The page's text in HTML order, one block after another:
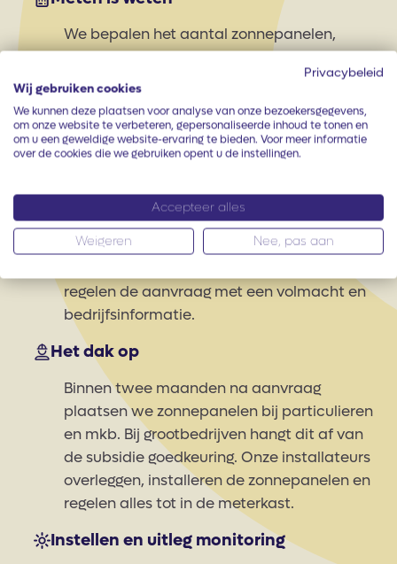
We bepalen het aantal zonnepanelen,
maken een legplan, doen de
ballastberekening en kiezen de juiste
omvormer. We houden rekening met je
energieverbruik. Bij meer dan vijftig
zonnepanelen regelen we de inspectie of
Bedrijven, subsidie aanvragen
Grootbedrijven kunnen subsidie aanvragen
regelen de aanvraag met een volmacht en
bedrijfsinformatie.
Het dak op
Binnen twee maanden na aanvraag
plaatsen we zonnepanelen bij particulieren
en mkb. Bij grootbedrijven hangt dit af van
de subsidie goedkeuring. Onze installateurs
overleggen, installeren de zonnepanelen en
regelen alles tot in de meterkast.
Instellen en uitleg monitoring
Privacybeleid
Wij gebruiken cookies
We kunnen deze plaatsen voor analyse van onze bezoekersgegevens,
om onze website te verbeteren, gepersonaliseerde inhoud te tonen en
om u een geweldige website-ervaring te bieden. Voor meer informatie
over de cookies die we gebruiken opent u de instellingen.
Accepteer alles
Weigeren Nee, pas aan